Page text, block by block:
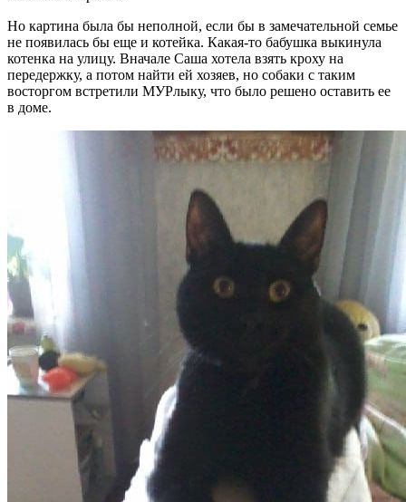
Но картина была бы неполной, если бы в замечательной семье
не появилась бы еще и котейка. Какая-то бабушка выкинула
котенка на улицу. Вначале Саша хотела взять кроху на
передержку, а потом найти ей хозяев, но собаки с таким
восторгом встретили МУРлыку, что было решено оставить ее
в доме.